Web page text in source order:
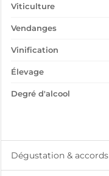
Viticulture
Vendanges
Vinification
Élevage
Degré d'alcool
Dégustation & accords